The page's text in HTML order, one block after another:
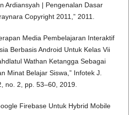
Ardiansyah | Pengenalan Dasar
Copyright 2011,” 2011.
Media Pembelajaran Interaktif
Berbasis Android Untuk Kelas Vii
Wathan Ketangga Sebagai
Minat Belajar Siswa,” Infotek J.
no. 2, pp. 53–60, 2019.
Firebase Untuk Hybrid Mobile